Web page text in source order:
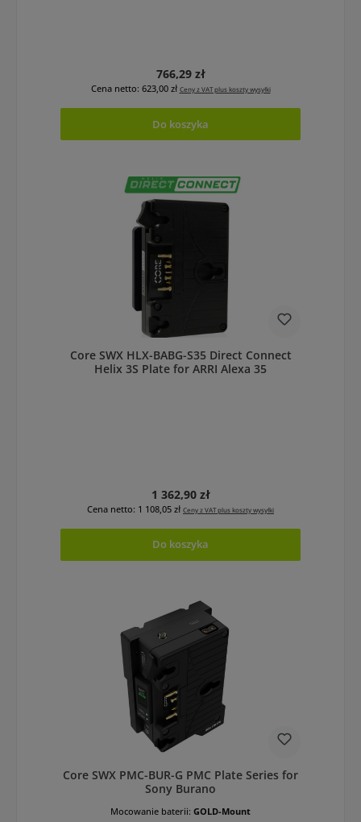
Cena regularna:
766,29 zł
Cena netto: 623,00 zł Ceny z VAT plus koszty wysyłki
Do koszyka
Core SWX HLX-BABG-S35 Direct Connect
Helix 3S Plate for ARRI Alexa 35
Cena regularna:
1 362,90 zł
Cena netto: 1 108,05 zł Ceny z VAT plus koszty wysyłki
Do koszyka
Core SWX PMC-BUR-G PMC Plate Series for
Sony Burano
Mocowanie baterii: GOLD-Mount